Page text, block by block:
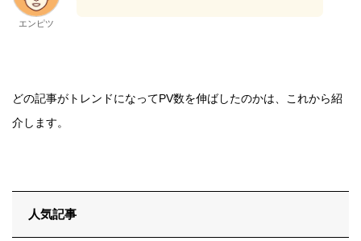
エンピツ
どの記事がトレンドになってPV数を伸ばしたのかは、これから紹
介します。
人気記事